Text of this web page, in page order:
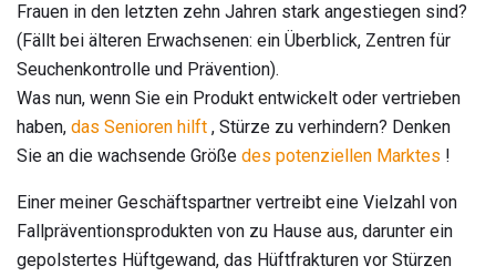
Frauen in den letzten zehn Jahren stark angestiegen sind?
(Fällt bei älteren Erwachsenen: ein Überblick, Zentren für
Seuchenkontrolle und Prävention).
Was nun, wenn Sie ein Produkt entwickelt oder vertrieben
haben, das Senioren hilft , Stürze zu verhindern? Denken
Sie an die wachsende Größe des potenziellen Marktes !
Einer meiner Geschäftspartner vertreibt eine Vielzahl von
Fallpräventionsprodukten von zu Hause aus, darunter ein
gepolstertes Hüftgewand, das Hüftfrakturen vor Stürzen